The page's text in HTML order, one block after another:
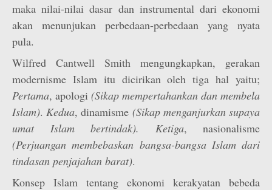
maka nilai-nilai dasar dan instrumental dari ekonomi
akan menunjukan perbedaan-perbedaan yang nyata
pula.
Wilfred Cantwell Smith mengungkapkan, gerakan
modernisme Islam itu dicirikan oleh tiga hal yaitu;
Pertama, apologi (Sikap mempertahankan dan membela
Islam).Kedua, dinamisme (Sikap menganjurkan supaya
umat Islam bertindak). Ketiga, nasionalisme
(Perjuangan membebaskan bangsa-bangsa Islam dari
tindasan penjajahan barat).
Konsep Islam tentang ekonomi kerakyatan bebeda